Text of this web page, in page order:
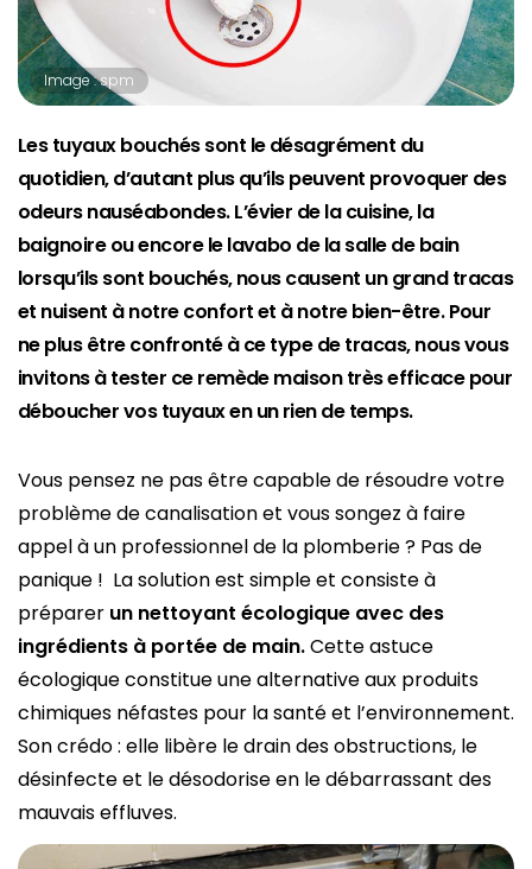
Image : spm
Les tuyaux bouchés sont le désagrément du
quotidien, d’autant plus qu’ils peuvent provoquer des
odeurs nauséabondes. L’évier de la cuisine, la
baignoire ou encore le lavabo de la salle de bain
lorsqu’ils sont bouchés, nous causent un grand tracas
et nuisent à notre confort et à notre bien-être. Pour
ne plus être confronté à ce type de tracas, nous vous
invitons à tester ce remède maison très efficace pour
déboucher vos tuyaux en un rien de temps.
Vous pensez ne pas être capable de résoudre votre
problème de canalisation et vous songez à faire
appel à un professionnel de la plomberie ? Pas de
panique ! La solution est simple et consiste à
préparer un nettoyant écologique avec des
ingrédients à portée de main.Cette astuce
écologique constitue une alternative aux produits
chimiques néfastes pour la santé et l’environnement.
Son crédo : elle libère le drain des obstructions, le
désinfecte et le désodorise en le débarrassant des
mauvais effluves.